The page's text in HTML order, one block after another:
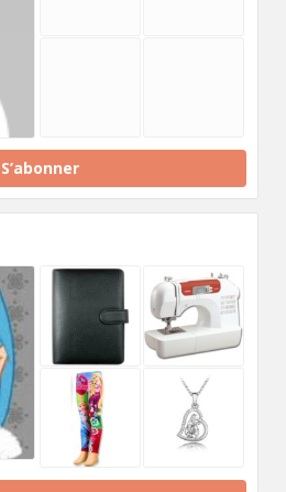
S’abonner